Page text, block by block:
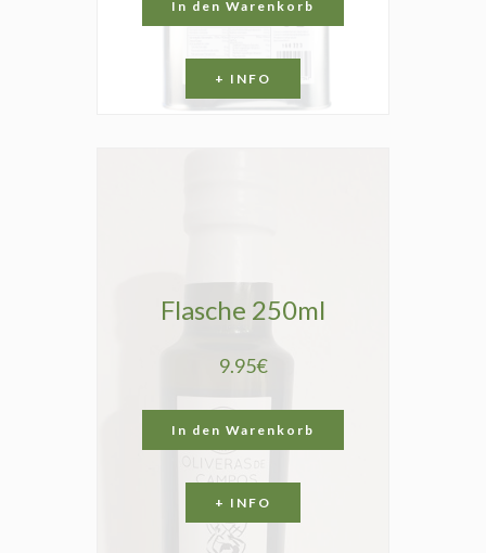
In den Warenkorb
+ INFO
Flasche 250ml
9.95€
In den Warenkorb
+ INFO